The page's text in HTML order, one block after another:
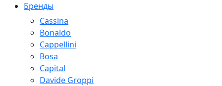
Бренды
Cassina
Bonaldo
Cappellini
Bosa
Capital
Davide Groppi